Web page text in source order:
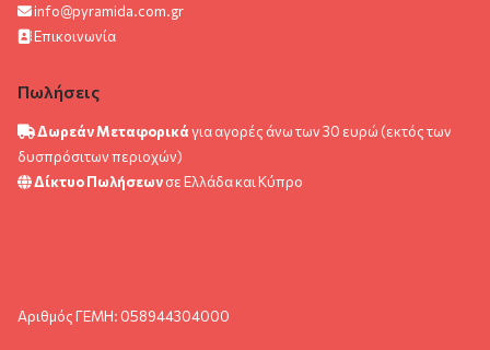
info@pyramida.com.gr
Επικοινωνία
Πωλήσεις
Δωρεάν Μεταφορικάγια αγορές άνω των 30 ευρώ (εκτός των
δυσπρόσιτων περιοχών)
Δίκτυο Πωλήσεωνσε Ελλάδα και Κύπρο
Αριθμός ΓΕΜΗ: 058944304000